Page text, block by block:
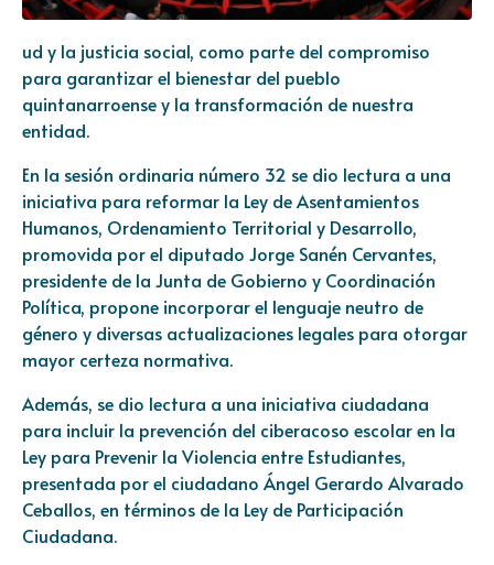
ud y la justicia social, como parte del compromiso
para garantizar el bienestar del pueblo
quintanarroense y la transformación de nuestra
entidad.
En la sesión ordinaria número 32 se dio lectura a una
iniciativa para reformar la Ley de Asentamientos
Humanos, Ordenamiento Territorial y Desarrollo,
promovida por el diputado Jorge Sanén Cervantes,
presidente de la Junta de Gobierno y Coordinación
Política, propone incorporar el lenguaje neutro de
género y diversas actualizaciones legales para otorgar
mayor certeza normativa.
Además, se dio lectura a una iniciativa ciudadana
para incluir la prevención del ciberacoso escolar en la
Ley para Prevenir la Violencia entre Estudiantes,
presentada por el ciudadano Ángel Gerardo Alvarado
Ceballos, en términos de la Ley de Participación
Ciudadana.